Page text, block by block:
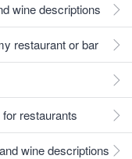
wine descriptions
restaurant or bar
restaurants
wine descriptions